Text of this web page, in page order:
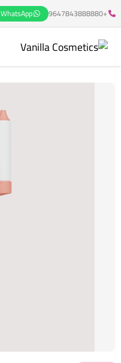
+9647843888880
WhatsApp